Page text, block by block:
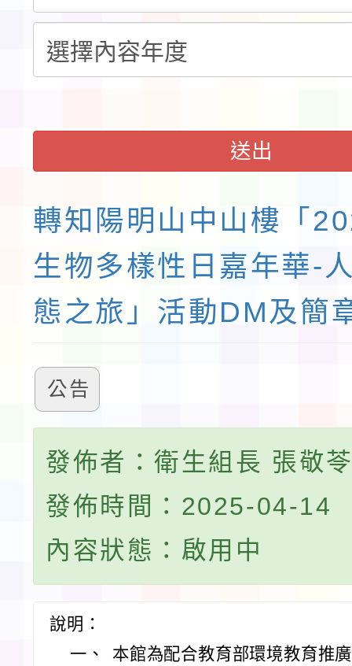
送出
轉知陽明山中山樓「
生物多樣性日嘉年華-
態之旅」活動DM及簡
公告
發佈者：衛生組長 張敬
發佈時間：2025-04-14
內容狀態：啟用中
說明：
一、
本館為配合教育部環境教育推